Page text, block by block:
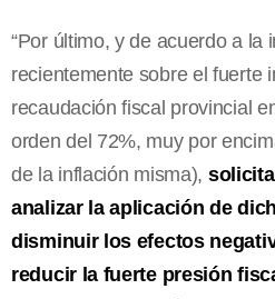
“Por último, y de acuerdo a la
recientemente sobre el fuerte
recaudación fiscal provincial
orden del 72%, muy por
de la inflación misma),
analizar la aplicación de
disminuir los efectos
reducir la fuerte presión